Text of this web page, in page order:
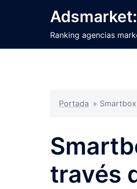
Ranking agencias
Portada »
través